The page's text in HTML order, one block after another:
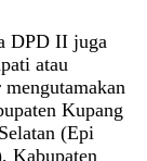
DPD II juga
atau
Kupang
(Epi
Kabupaten